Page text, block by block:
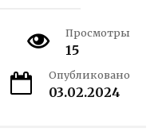
Просмотры
15
Опубликовано
03.02.2024